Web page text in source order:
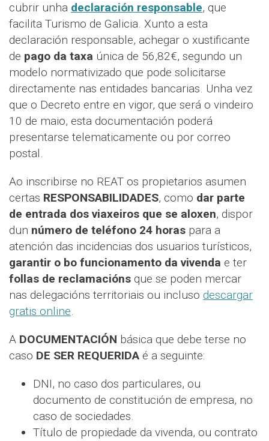
cubrir unha declaración responsable, que
facilita Turismo de Galicia. Xunto a esta
declaración responsable, achegar o xustificante
de pago da taxa única de 56,82€, segundo un
modelo normativizado que pode solicitarse
directamente nas entidades bancarias. Unha vez
que o Decreto entre en vigor, que será o vindeiro
10 de maio, esta documentación poderá
presentarse telematicamente ou por correo
postal.
Ao inscribirse no REAT os propietarios asumen
certas RESPONSABILIDADES, como dar parte
de entrada dos viaxeiros que se aloxen, dispor
dun número de teléfono 24 horas para a
atención das incidencias dos usuarios turísticos,
garantir o bo funcionamento da vivenda e ter
follas de reclamacións que se poden mercar
nas delegacións territoriais ou incluso descargar
gratis online.
A DOCUMENTACIÓN básica que debe terse no
caso DE SER REQUERIDA é a seguinte:
DNI, no caso dos particulares, ou
documento de constitución de empresa, no
caso de sociedades.
Título de propiedade da vivenda, ou contrato